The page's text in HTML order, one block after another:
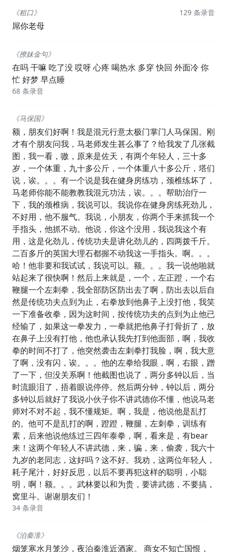
《粗口》
屌你老母
129 条录音
《撩妹金句》
在吗 干嘛 吃了没 哎呀 心疼 喝热水 多穿 快回 外面冷 你
忙 好梦 早点睡
68 条录音
《马保国》
额，朋友们好啊！我是混元行意太极门掌门人马保国。刚
才有个朋友问我，马老师发生甚么事了？给我发了几张截
图，我一看，嗷，原来是佐天，有两个年轻人，三十多
岁，一个体重，九十多公斤，一个体重八十多公斤，塔们
说，诶。。。有一个说是我在健身房练功，颈椎练坏了，
马老师你能不能教教我混元功法，诶。。。帮助治疗一
下，我的颈椎病，我说可以。我说你在健身房练死劲儿，
不好用，他不服气。我说，小朋友，你两个手来抓我一个
手指头，他抓不动。他说，你这个没用，我说我这个有
用，这是化劲儿，传统功夫是讲化劲儿的，四两拨千斤。
二百多斤的英国大理石都握不动我这一手指头。啊。。。
哈！他非要和我试试，我说可以。额。。。我一说他啪就
站起来了很快啊！然后上来就是，一个，左正蹬，一个右
鞭腿一个左刺拳，我全部防区防出去了啊，防出去以后自
然是传统功夫点到为止，右拳放到他鼻子上没打他，我笑
一下准备收拳，因为这时间，按传统功夫的点到为止他已
经输了，如果这一拳发力，一拳就把他鼻子打骨折了，放
在鼻子上没有打他，他也承认我先打到他面部，啊，我收
拳的时间不打了，他突然袭击左刺拳打我脸，啊，我大意
了啊，没有闪，诶。。。他的左拳给我眼，啊，右眼，蹭
了一下，但没关系啊！他截图也说了，两分多钟以后，当
时流眼泪了，捂着眼说停停。然后两分钟，钟以后，两分
多钟以后就好了我说小伙子你不讲武德你不懂，他说马老
师对不对不起，我不懂规矩。啊，我是，他说他是乱打
的。他可不是乱打的啊，蹬蹬，鞭腿，左刺拳，训练有
素，后来他说他练过三四年泰拳，啊，看来是，有bear
来！这两个年轻人不讲武德，来，骗，来，偷袭，我六十
九岁的老同志，这好吗？这不好。我劝，这两位年轻人，
耗子尾汁，好好反思，以后不要再犯这样的聪明，小聪
明，啊！额。。。武林要以和为贵，要讲武德，不要搞，
窝里斗。谢谢朋友们！
34 条录音
《泊秦淮》
烟笼寒水月笼沙，夜泊秦淮近酒家。 商女不知亡国恨，